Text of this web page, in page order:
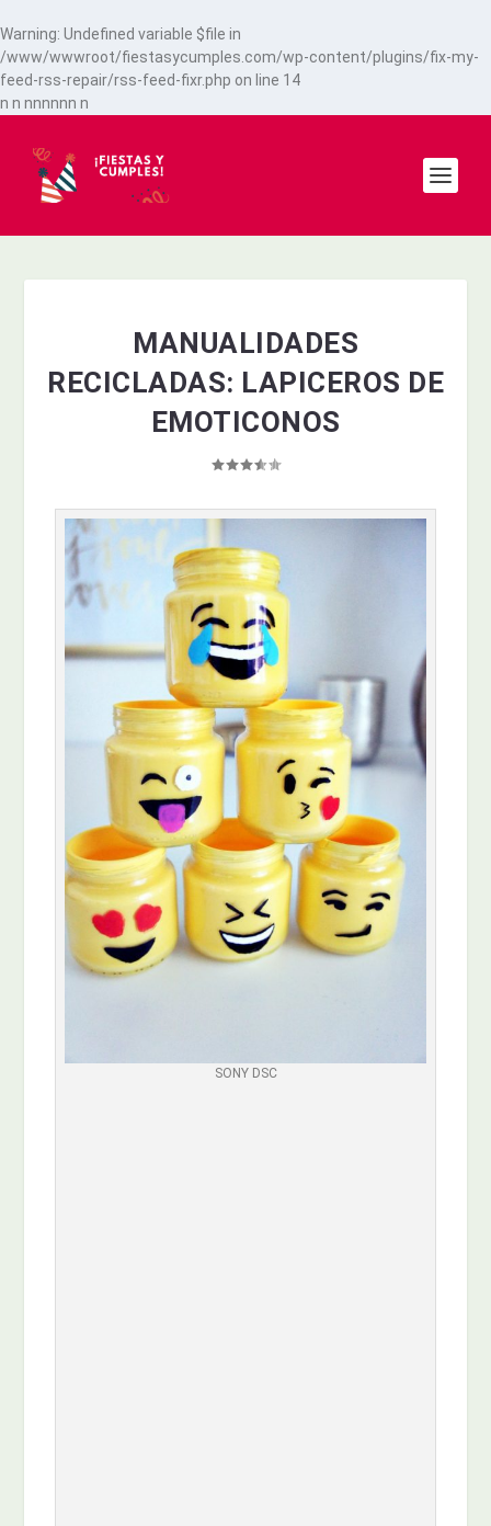
Warning: Undefined variable $file in
/www/wwwroot/fiestasycumples.com/wp-content/plugins/fix-my-
feed-rss-repair/rss-feed-fixr.php on line 14
n n nnnnnn n
MANUALIDADES
RECICLADAS: LAPICEROS DE
EMOTICONOS
SONY DSC